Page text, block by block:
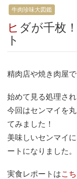
牛肉珍味大図鑑
ヒダが千枚！？センマイの実食レポー
ト
精肉店や焼き肉屋
始めて見る処理さ
今回はセンマイを
てみました！
美味しいセンマイ
ートになりました。
実食レポートはこ